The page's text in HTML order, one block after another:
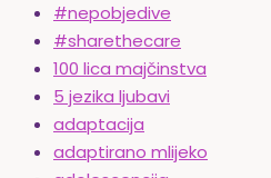
#nepobjedive
#sharethecare
100 lica majčinstva
5 jezika ljubavi
adaptacija
adaptirano mlijeko